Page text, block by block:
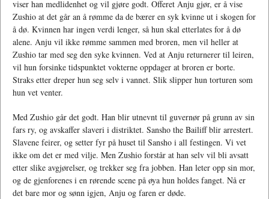
viser han medlidenhet og vil gjøre godt. Offeret Anju gjør, er å vise
Zushio at det går an å rømme da de bærer en syk kvinne ut i skogen for
å dø. Kvinnen har ingen verdi lenger, så hun skal etterlates for å dø
alene. Anju vil ikke rømme sammen med broren, men vil heller at
Zushio tar med seg den syke kvinnen. Ved at Anju returnerer til leiren,
vil hun forsinke tidspunktet vokterne oppdager at broren er borte.
Straks etter dreper hun seg selv i vannet. Slik slipper hun torturen som
hun vet venter.
Med Zushio går det godt. Han blir utnevnt til guvernør på grunn av sin
fars ry, og avskaffer slaveri i distriktet. Sansho the Bailiff blir arrestert.
Slavene feirer, og setter fyr på huset til Sansho i all festingen. Vi vet
ikke om det er med vilje. Men Zushio forstår at han selv vil bli avsatt
etter slike avgjørelser, og trekker seg fra jobben. Han leter opp sin mor,
og de gjenforenes i en rørende scene på øya hun holdes fanget. Nå er
det bare mor og sønn igjen, Anju og faren er døde.